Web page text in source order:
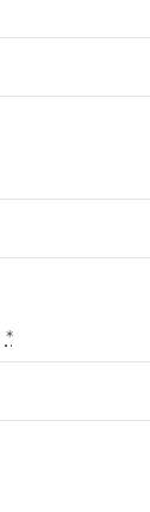
*